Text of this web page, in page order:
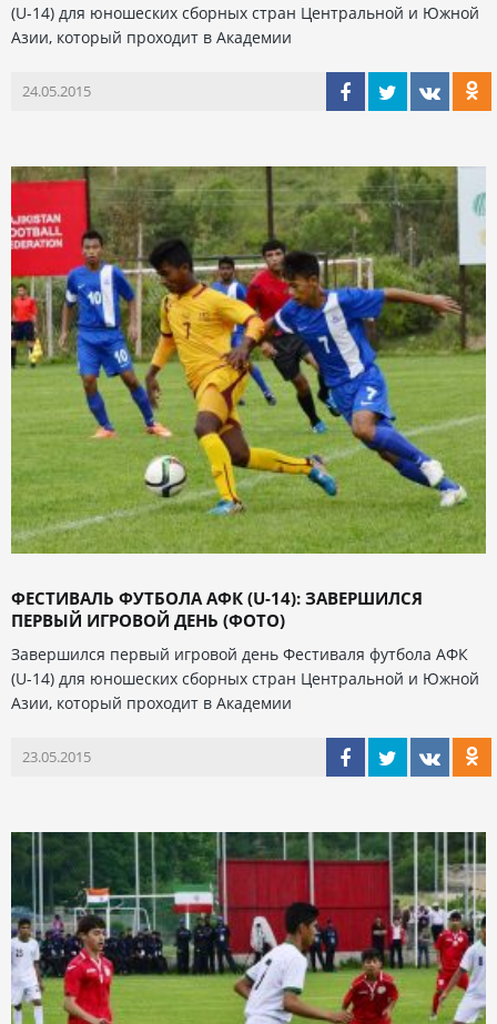
(U-14) для юношеских сборных стран Центральной и Южной
Азии, который проходит в Академии
24.05.2015
ФЕСТИВАЛЬ ФУТБОЛА АФК (U-14): ЗАВЕРШИЛСЯ
ПЕРВЫЙ ИГРОВОЙ ДЕНЬ (ФОТО)
Завершился первый игровой день Фестиваля футбола АФК
(U-14) для юношеских сборных стран Центральной и Южной
Азии, который проходит в Академии
23.05.2015